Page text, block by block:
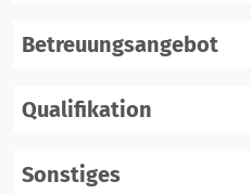
Betreuungsangebot
Qualifikation
Sonstiges